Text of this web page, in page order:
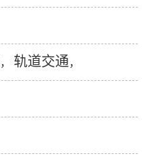
， 轨道交通，